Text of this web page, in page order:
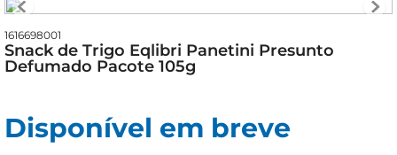
1616698001
Snack de Trigo Eqlibri Panetini Presunto
Defumado Pacote 105g
Disponível em breve
arroz
cerveja